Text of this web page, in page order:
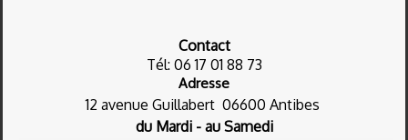
Contact
Tél: 06 17 01 88 73
Adresse
12 avenue Guillabert 06600 Antibes
du Mardi - au Samedi